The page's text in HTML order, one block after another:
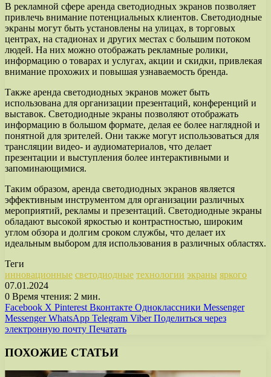
В рекламной сфере аренда светодиодных экранов позволяет
привлечь внимание потенциальных клиентов. Светодиодные
экраны могут быть установлены на улицах, в торговых
центрах, на стадионах и других местах с большим потоком
людей. На них можно отображать рекламные ролики,
информацию о товарах и услугах, акции и скидки, привлекая
внимание прохожих и повышая узнаваемость бренда.
Также аренда светодиодных экранов может быть
использована для организации презентаций, конференций и
выставок. Светодиодные экраны позволяют отображать
информацию в большом формате, делая ее более наглядной и
понятной для зрителей. Они также могут использоваться для
трансляции видео- и аудиоматериалов, что делает
презентации и выступления более интерактивными и
запоминающимися.
Таким образом, аренда светодиодных экранов является
эффективным инструментом для организации различных
мероприятий, рекламы и презентаций. Светодиодные экраны
обладают высокой яркостью и контрастностью, широким
углом обзора и долгим сроком службы, что делает их
идеальным выбором для использования в различных областях.
Теги
инновационные светодиодные технологии экраны яркого
07.01.2024
0 Время чтения: 2 мин.
Facebook X Pinterest Вконтакте Одноклассники Messenger
Messenger WhatsApp Telegram Viber Поделиться через
электронную почту Печатать
ПОХОЖИЕ СТАТЬИ